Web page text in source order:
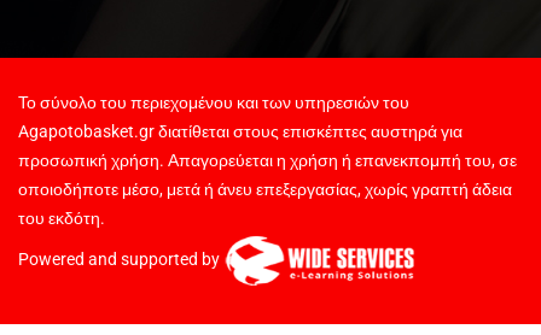
Το σύνολο του περιεχομένου και των υπηρεσιών του
Agapotobasket.gr διατίθεται στους επισκέπτες αυστηρά για
προσωπική χρήση. Απαγορεύεται η χρήση ή επανεκπομπή του, σε
οποιοδήποτε μέσο, μετά ή άνευ επεξεργασίας, χωρίς γραπτή άδεια
του εκδότη.
Powered and supported by